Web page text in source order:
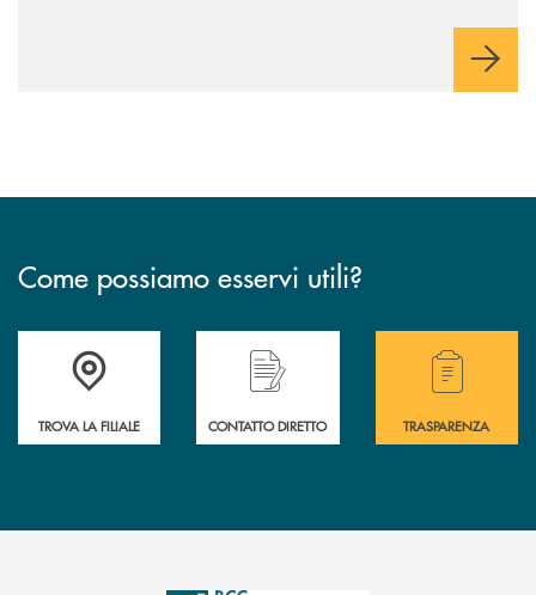
Come possiamo esservi utili?
Accedi all' elenco completo delle filiali .
TROVA LA FILIALE CONTATTO DIRETTO
Hai bisogno di
TRASPARENZA